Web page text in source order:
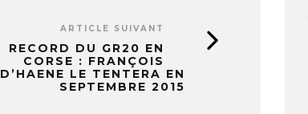
ARTICLE SUIVANT
RECORD DU GR20 EN
CORSE : FRANÇOIS
D’HAENE LE TENTERA EN
SEPTEMBRE 2015